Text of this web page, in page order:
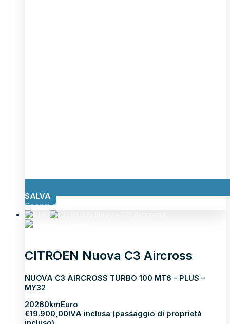
SALVA
Scopri di più
CITROEN Nuova C3 Aircross
NUOVA C3 AIRCROSS TURBO 100 MT6 – PLUS –
MY32
20260kmEuro
€19.900,00IVA inclusa (passaggio di proprietà